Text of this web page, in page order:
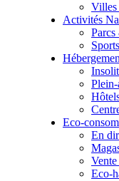
Villes
Activités
Eco-
En
Eco-